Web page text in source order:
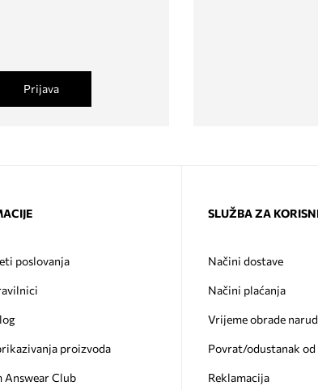
Prijava
poslovanja
proizvoda
Answear Club
SLUŽBA ZA
Načini dostave
Načini plaćanja
Vrijeme obrade
Povrat/odustanak od
Reklamacija